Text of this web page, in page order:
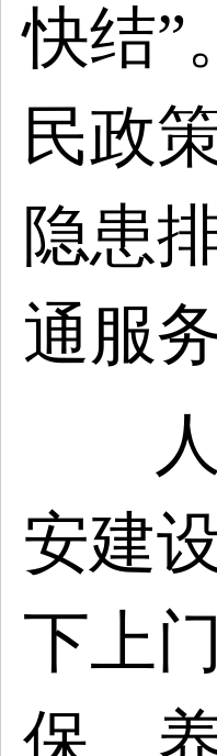
快结”
民政
隐患
通服
安建
下上
保、